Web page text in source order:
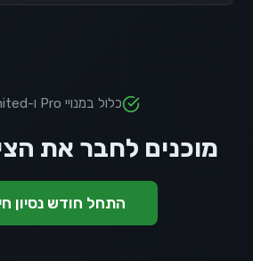
כלול במנויי Pro ו-Unlimited
מוכנים לחבר את
התחל חודש נסיון